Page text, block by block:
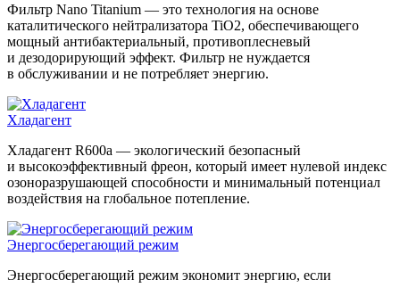
Фильтр Nano Titanium — это технология на основе
каталитического нейтрализатора TiO2, обеспечивающего
мощный антибактериальный, противоплесневый
и дезодорирующий эффект. Фильтр не нуждается
в обслуживании и не потребляет энергию.
Хладагент
Хладагент R600a — экологический безопасный
и высокоэффективный фреон, который имеет нулевой индекс
озоноразрушающей способности и минимальный потенциал
воздействия на глобальное потепление.
Энергосберегающий режим
Энергосберегающий режим экономит энергию, если